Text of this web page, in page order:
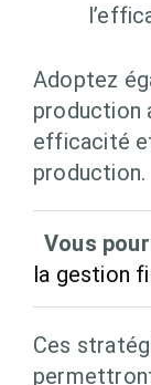
Adoptez
production
efficacité
production.
Vous
la gestion
Ces